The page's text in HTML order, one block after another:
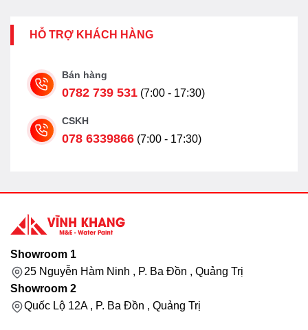
HỖ TRỢ KHÁCH HÀNG
Bán hàng
0782 739 531 (7:00 - 17:30)
CSKH
078 6339866 (7:00 - 17:30)
Showroom 1
25 Nguyễn Hàm Ninh , P. Ba Đồn , Quảng Trị
Showroom 2
Quốc Lộ 12A , P. Ba Đồn , Quảng Trị